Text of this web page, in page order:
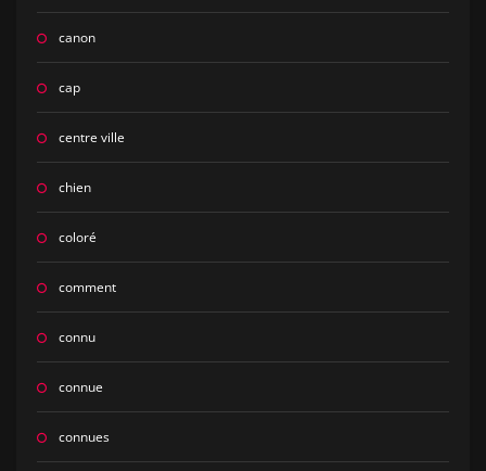
canon
cap
centre ville
chien
coloré
comment
connu
connue
connues